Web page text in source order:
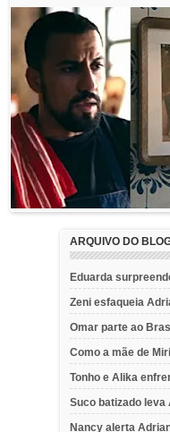
ARQUIVO DO
Eduarda
Zeni esfaqueia
Omar parte ao
Como a mãe de
Tonho e Alika
Suco batizado leva
Nancy alerta